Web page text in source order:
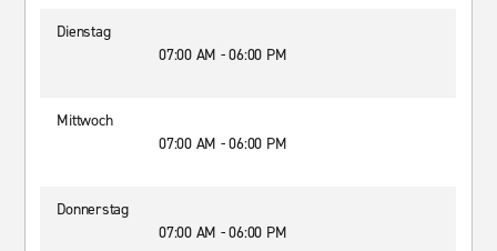
Dienstag
07:00 AM - 06:00 PM
Mittwoch
07:00 AM - 06:00 PM
Donnerstag
07:00 AM - 06:00 PM